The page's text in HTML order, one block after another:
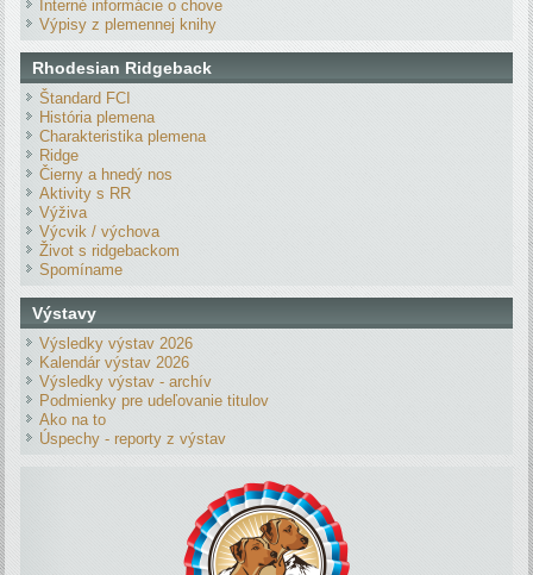
Interné informácie o chove
Výpisy z plemennej knihy
Rhodesian Ridgeback
Štandard FCI
História plemena
Charakteristika plemena
Ridge
Čierny a hnedý nos
Aktivity s RR
Výživa
Výcvik / výchova
Život s ridgebackom
Spomíname
Výstavy
Výsledky výstav 2026
Kalendár výstav 2026
Výsledky výstav - archív
Podmienky pre udeľovanie titulov
Ako na to
Úspechy - reporty z výstav